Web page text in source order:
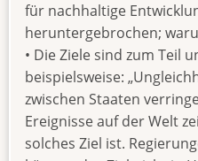
für nachhaltige
heruntergebrochen;
• Die Ziele sind zum Teil
beispielsweise:
zwischen Staaten
Ereignisse auf der Welt
solches Ziel ist.